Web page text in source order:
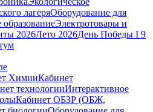
лагеряОборудование для
Электротовары и
2026Лето 2026День Победы I 9
ХимииКабинет
технологииИнтерактивное
Кабинет ОБЗР (ОБЖ,